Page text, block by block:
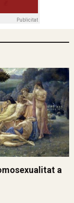
Publicitat
a